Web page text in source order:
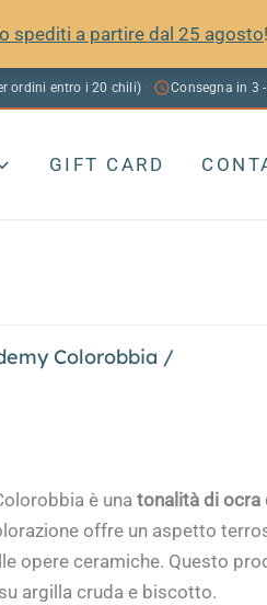
spediti a partire dal 25 agosto!
ordini entro i 20 chili) · Consegna in 3
GIFT CARD
Colorobbia /
è unatonalità di ocra
offre un aspetto
opere ceramiche. Questo
argilla cruda e biscotto.